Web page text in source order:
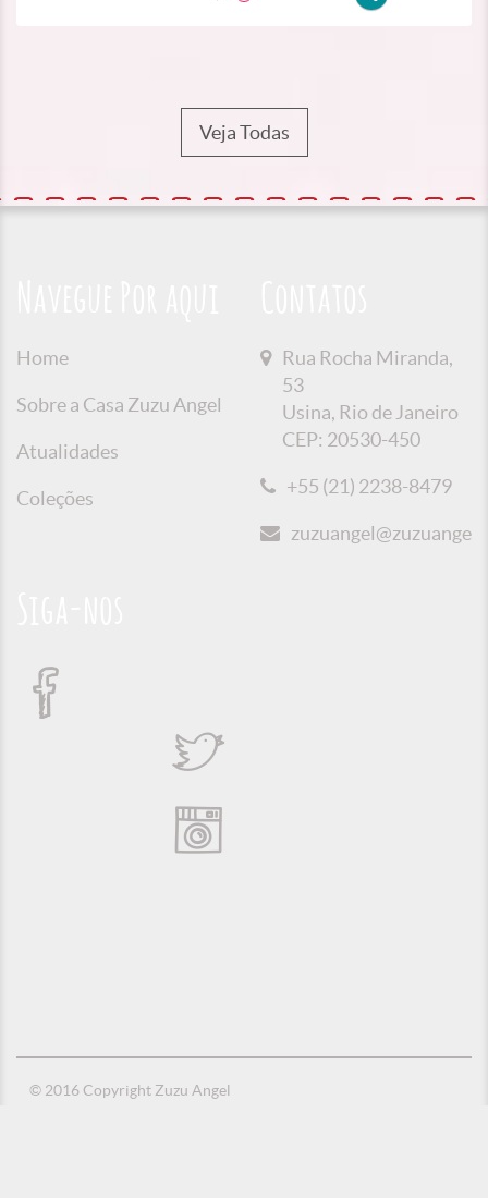
Veja Todas
Home
Sobre a Casa Zuzu Angel
Atualidades
Coleções
Rua Rocha Miranda,
53
Usina, Rio de Janeiro
CEP: 20530-450
+55 (21) 2238-8479
© 2016 Copyright Zuzu Angel